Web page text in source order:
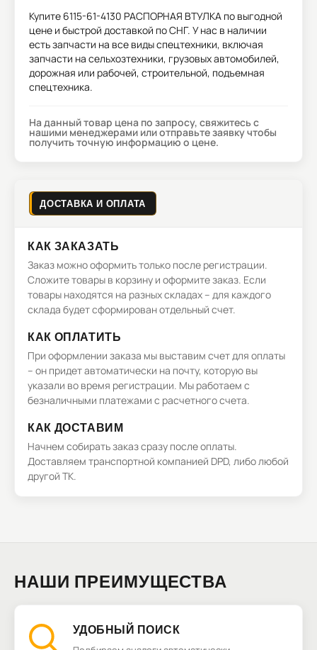
Купите 6115-61-4130 РАСПОРНАЯ ВТУЛКА по выгодной
цене и быстрой доставкой по СНГ. У нас в наличии
есть запчасти на все виды спецтехники, включая
запчасти на сельхозтехники, грузовых автомобилей,
дорожная или рабочей, строительной, подъемная
спецтехника.
На данный товар цена по запросу, свяжитесь с
нашими менеджерами или отправьте заявку чтобы
получить точную информацию о цене.
ДОСТАВКА И ОПЛАТА
КАК ЗАКАЗАТЬ
Заказ можно оформить только после регистрации.
Сложите товары в корзину и оформите заказ. Если
товары находятся на разных складах – для каждого
склада будет сформирован отдельный счет.
КАК ОПЛАТИТЬ
При оформлении заказа мы выставим счет для оплаты
– он придет автоматически на почту, которую вы
указали во время регистрации. Мы работаем с
безналичными платежами с расчетного счета.
КАК ДОСТАВИМ
Начнем собирать заказ сразу после оплаты.
Доставляем транспортной компанией DPD, либо любой
другой ТК.
НАШИ ПРЕИМУЩЕСТВА
УДОБНЫЙ ПОИСК